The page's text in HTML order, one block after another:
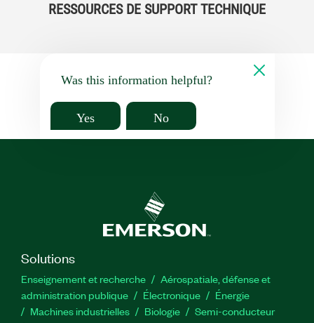
RESSOURCES DE SUPPORT TECHNIQUE
Was this information helpful?
Yes No
Solutions
Enseignement et recherche
Aérospatiale, défense et
administration publique
Électronique
Énergie​
Machines industrielles
Biologie
Semi-conducteur